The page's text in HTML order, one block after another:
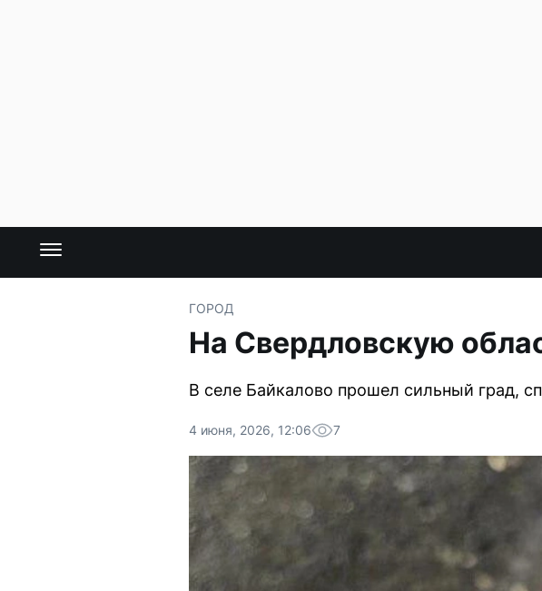
ГОРОД
На Свердловскую
В селе Байкалово прошел сильный град,
4 июня, 2026, 12:06 7